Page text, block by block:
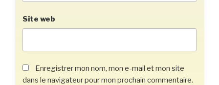
Site web
Enregistrer mon nom, mon e-mail et mon site
dans le navigateur pour mon prochain commentaire.